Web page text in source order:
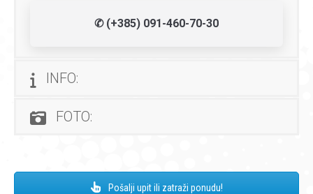
✆ (+385) 091-460-70-30
INFO:
FOTO:
Pošalji upit ili zatraži ponudu!